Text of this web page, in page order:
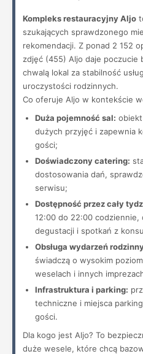
Kompleks restauracyjny Aljo
szukających sprawdzonego
rekomendacji. Z ponad 2 152
zdjęć (455) Aljo daje poczucie
chwalą lokal za stabilność
uroczystości rodzinnych.
Co oferuje Aljo w kontekście
Duża pojemność sal:
dużych przyjęć i zapewnia
gości;
Doświadczony catering:
dostosowania dań,
serwisu;
Dostępność przez cały
12:00 do 22:00 codziennie,
degustacji i spotkań z
Obsługa wydarzeń
świadczą o wysokim
weselach i innych
Infrastruktura i parking:
techniczne i miejsca
gości.
Dla kogo jest Aljo? To
duże wesele, które chcą